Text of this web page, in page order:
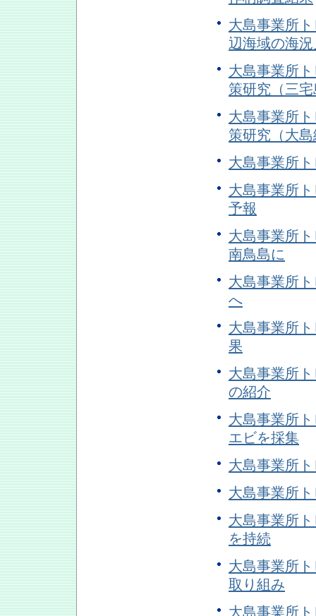
大島事業所
辺海域の海
大島事業所
策研究（三
大島事業所
策研究（大
大島事業所
大島事業所
予報
大島事業所
南鳥島に
大島事業所
へ
大島事業所
果
大島事業所
の紹介
大島事業所
エビを採集
大島事業所
大島事業所
大島事業所
を持続
大島事業所
取り組み
大島事業所